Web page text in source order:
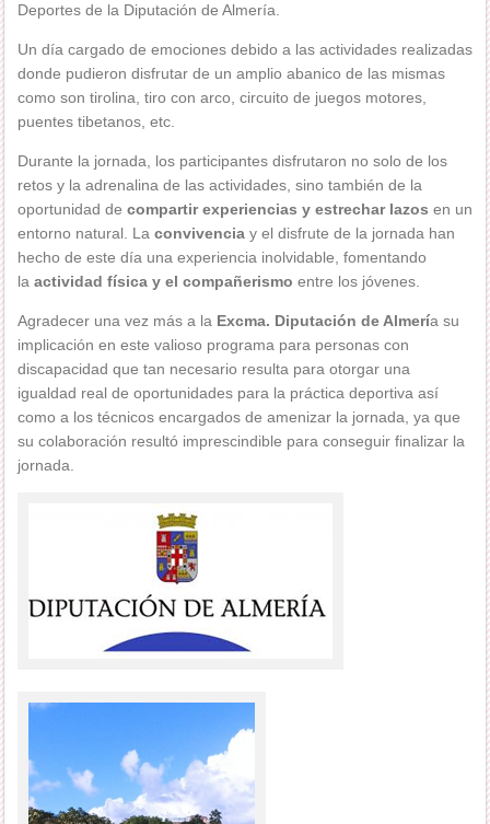
Deportes de la Diputación de Almería.
Un día cargado de emociones debido a las actividades realizadas
donde pudieron disfrutar de un amplio abanico de las mismas
como son tirolina, tiro con arco, circuito de juegos motores,
puentes tibetanos, etc.
Durante la jornada, los participantes disfrutaron no solo de los
retos y la adrenalina de las actividades, sino también de la
oportunidad decompartir experiencias y estrechar lazos en un
entorno natural. Laconvivencia y el disfrute de la jornada han
hecho de este día una experiencia inolvidable, fomentando
laactividad física y el compañerismo entre los jóvenes.
Agradecer una vez más a la Excma. Diputación de Almería su
implicación en este valioso programa para personas con
discapacidad que tan necesario resulta para otorgar una
igualdad real de oportunidades para la práctica deportiva así
como a los técnicos encargados de amenizar la jornada, ya que
su colaboración resultó imprescindible para conseguir finalizar la
jornada.